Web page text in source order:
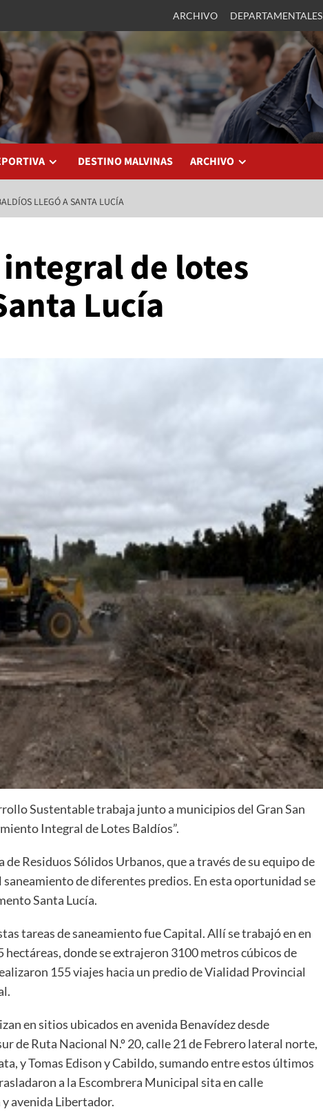
ARCHIVO DEPARTAMENTALES
DESTINO MALVINAS ARCHIVO
LLEGÓ A SANTA LUCÍA
de lotes
Lucía
Sustentable trabaja junto a municipios del Gran San
Integral de Lotes Baldíos”.
Residuos Sólidos Urbanos, que a través de su equipo de
de diferentes predios. En esta oportunidad se
Santa Lucía.
tareas de saneamiento fue Capital. Allí se trabajó en en
donde se extrajeron 3100 metros cúbicos de
155 viajes hacia un predio de Vialidad Provincial
en sitios ubicados en avenida Benavídez desde
de Ruta Nacional N.º 20, calle 21 de Febrero lateral norte,
y Tomas Edison y Cabildo, sumando entre estos últimos
a la Escombrera Municipal sita en calle
avenida Libertador.